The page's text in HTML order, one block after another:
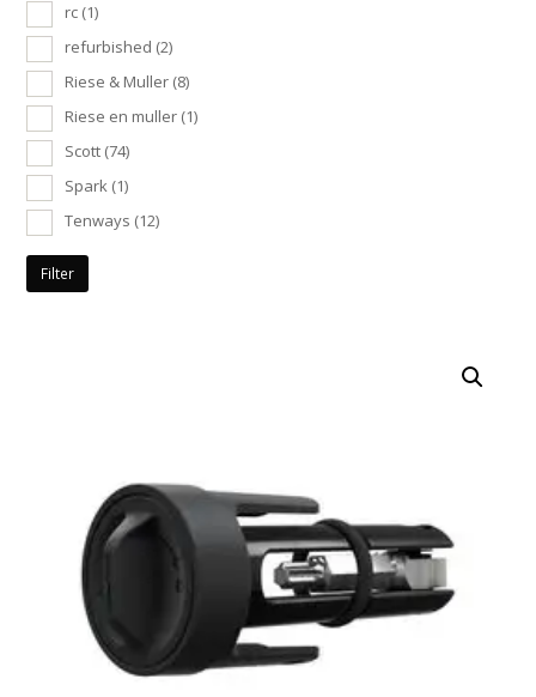
rc (1)
refurbished (2)
Riese & Muller (8)
Riese en muller (1)
Scott (74)
Spark (1)
Tenways (12)
Filter